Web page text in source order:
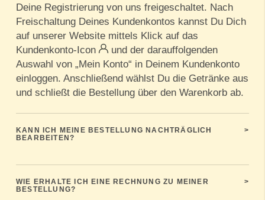
Deine Registrierung von uns freigeschaltet. Nach
Freischaltung Deines Kundenkontos kannst Du Dich
auf unserer Website mittels Klick auf das
Kundenkonto-Icon
und der darauffolgenden
Auswahl von „Mein Konto“ in Deinem Kundenkonto
einloggen. Anschließend wählst Du die Getränke aus
und schließt die Bestellung über den Warenkorb ab.
KANN ICH MEINE BESTELLUNG NACHTRÄGLICH
BEARBEITEN?
>
WIE ERHALTE ICH EINE RECHNUNG ZU MEINER
BESTELLUNG?
>